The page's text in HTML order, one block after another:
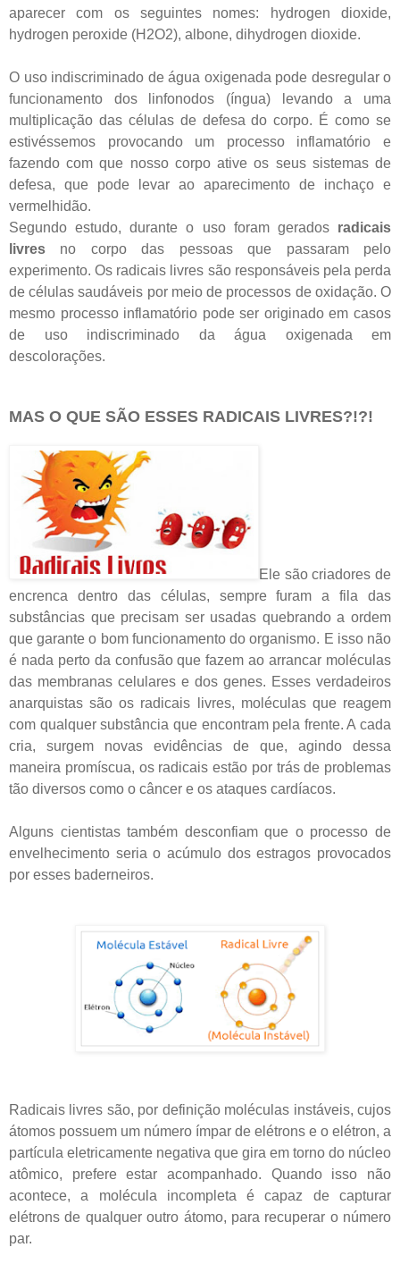
aparecer com os seguintes nomes: hydrogen dioxide,
hydrogen peroxide (H2O2), albone, dihydrogen dioxide.
O uso indiscriminado de água oxigenada pode desregular o
funcionamento dos linfonodos (íngua) levando a uma
multiplicação das células de defesa do corpo. É como se
estivéssemos provocando um processo inflamatório e
fazendo com que nosso corpo ative os seus sistemas de
defesa, que pode levar ao aparecimento de inchaço e
vermelhidão.
Segundo estudo, durante o uso foram gerados radicais
livres no corpo das pessoas que passaram pelo
experimento. Os radicais livres são responsáveis pela perda
de células saudáveis por meio de processos de oxidação. O
mesmo processo inflamatório pode ser originado em casos
de uso indiscriminado da água oxigenada em
descolorações.
MAS O QUE SÃO ESSES RADICAIS LIVRES?!?!
Ele são criadores de
encrenca dentro das células, sempre furam a fila das
substâncias que precisam ser usadas quebrando a ordem
que garante o bom funcionamento do organismo. E isso não
é nada perto da confusão que fazem ao arrancar moléculas
das membranas celulares e dos genes. Esses verdadeiros
anarquistas são os radicais livres, moléculas que reagem
com qualquer substância que encontram pela frente. A cada
cria, surgem novas evidências de que, agindo dessa
maneira promíscua, os radicais estão por trás de problemas
tão diversos como o câncer e os ataques cardíacos.
Alguns cientistas também desconfiam que o processo de
envelhecimento seria o acúmulo dos estragos provocados
por esses baderneiros.
Radicais livres são, por definição moléculas instáveis, cujos
átomos possuem um número ímpar de elétrons e o elétron, a
partícula eletricamente negativa que gira em torno do núcleo
atômico, prefere estar acompanhado. Quando isso não
acontece, a molécula incompleta é capaz de capturar
elétrons de qualquer outro átomo, para recuperar o número
par.